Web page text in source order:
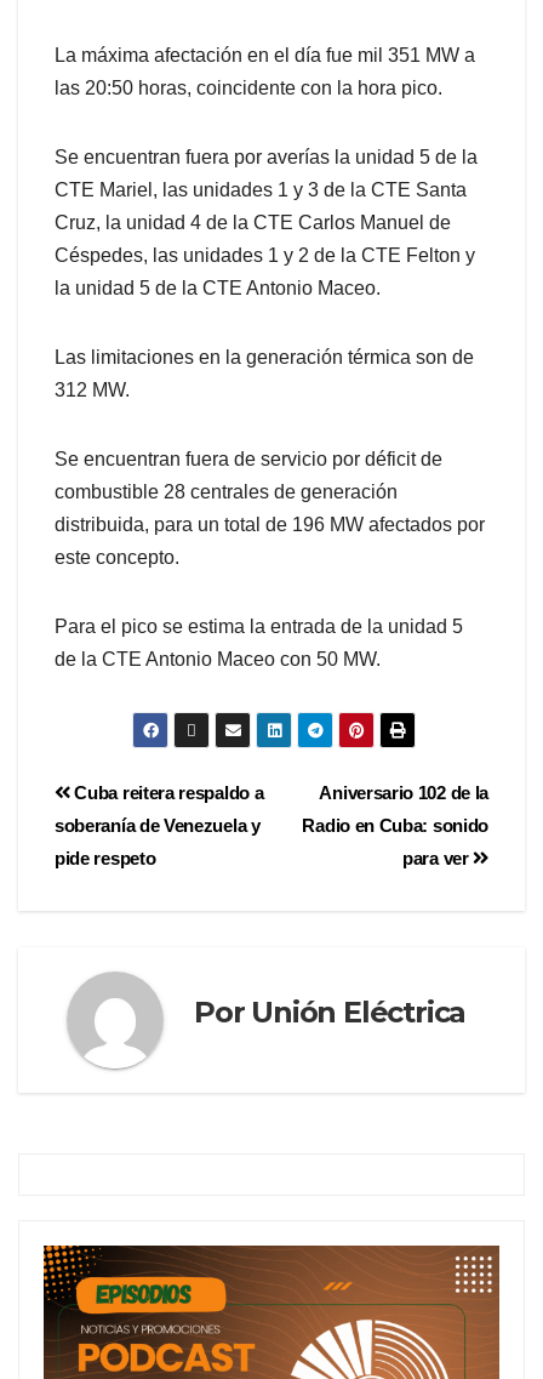
La máxima afectación en el día fue mil 351 MW a
las 20:50 horas, coincidente con la hora pico.
Se encuentran fuera por averías la unidad 5 de la
CTE Mariel, las unidades 1 y 3 de la CTE Santa
Cruz, la unidad 4 de la CTE Carlos Manuel de
Céspedes, las unidades 1 y 2 de la CTE Felton y
la unidad 5 de la CTE Antonio Maceo.
Las limitaciones en la generación térmica son de
312 MW.
Se encuentran fuera de servicio por déficit de
combustible 28 centrales de generación
distribuida, para un total de 196 MW afectados por
este concepto.
Para el pico se estima la entrada de la unidad 5
de la CTE Antonio Maceo con 50 MW.
Aniversario 102 de la
Radio en Cuba: sonido
para ver
Cuba reitera respaldo a
soberanía de Venezuela y
pide respeto
Por Unión Eléctrica